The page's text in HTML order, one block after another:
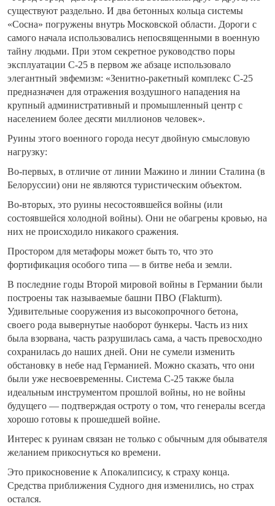
существуют раздельно. И два бетонных кольца системы
«Сосна» погружены внутрь Московской области. Дороги с
самого начала использовались непосвященными в военную
тайну людьми. При этом секретное руководство поры
эксплуатации С-25 в первом же абзаце использовало
элегантный эвфемизм: «Зенитно-ракетный комплекс С-25
предназначен для отражения воздушного нападения на
крупный административный и промышленный центр с
населением более десяти миллионов человек».
Руины этого военного города несут двойную смысловую
нагрузку:
Во-первых, в отличие от линии Мажино и линии Сталина (в
Белоруссии) они не являются туристическим объектом.
Во-вторых, это руины несостоявшейся войны (или
состоявшейся холодной войны). Они не обагрены кровью, на
них не происходило никакого сражения.
Простором для метафоры может быть то, что это
фортификация особого типа — в битве неба и земли.
В последние годы Второй мировой войны в Германии были
построены так называемые башни ПВО (Flakturm).
Удивительные сооружения из высокопрочного бетона,
своего рода вывернутые наоборот бункеры. Часть из них
была взорвана, часть разрушилась сама, а часть превосходно
сохранилась до наших дней. Они не сумели изменить
обстановку в небе над Германией. Можно сказать, что они
были уже несвоевременны. Система С-25 также была
идеальным инструментом прошлой войны, но не войны
будущего — подтверждая остроту о том, что генералы всегда
хорошо готовы к прошедшей войне.
Интерес к руинам связан не только с обычным для обывателя
желанием прикоснуться ко времени.
Это прикосновение к Апокалипсису, к страху конца.
Средства приближения Судного дня изменились, но страх
остался.